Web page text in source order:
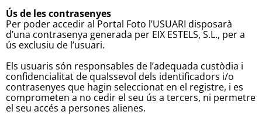
Ús de les contrasenyes
Per poder accedir al Portal Foto l’USUARI disposarà
d’una contrasenya generada per EIX ESTELS, S.L., per a
ús exclusiu de l’usuari.
Els usuaris són responsables de l’adequada custòdia i
confidencialitat de qualssevol dels identificadors i/o
contrasenyes que hagin seleccionat en el registre, i es
comprometen a no cedir el seu ús a tercers, ni permetre
el seu accés a persones alienes.